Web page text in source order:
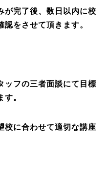
が完了後、数日以内に校
をさせて頂きます。
ッフの三者面談にて目標
。
校に合わせて適切な講座